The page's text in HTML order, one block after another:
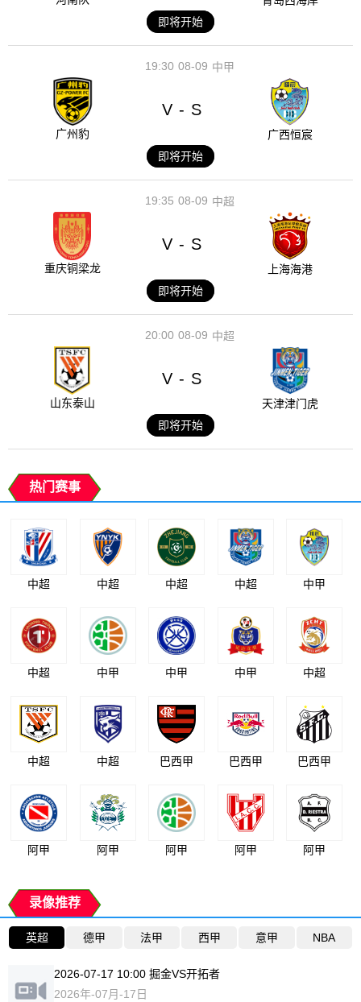
即将开始
08-09
19:30 中甲
广州豹
V - S
广西恒宸
即将开始
08-09
19:35 中超
重庆铜梁龙
V - S
上海海港
即将开始
08-09
20:00 中超
山东泰山
V - S
天津津门虎
即将开始
热门赛事
中超 中超 中超 中超 中甲
中超 中甲 中甲 中甲 中超
中超 中超 巴西甲 巴西甲 巴西甲
阿甲 阿甲 阿甲 阿甲 阿甲
录像推荐
英超 德甲 法甲 西甲 意甲 NBA
2026-07-17 10:00 掘金VS开拓者
2026年-07月-17日